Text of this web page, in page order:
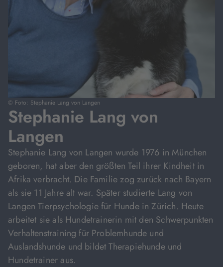
© Foto: Stephanie Lang von Langen
Stephanie Lang von
Langen
Stephanie Lang von Langen wurde 1976 in München
geboren, hat aber den größten Teil ihrer Kindheit in
Afrika verbracht. Die Familie zog zurück nach Bayern
als sie 11 Jahre alt war. Später studierte Lang von
Langen Tierpsychologie für Hunde in Zürich. Heute
arbeitet sie als Hundetrainerin mit den Schwerpunkten
Verhaltenstraining für Problemhunde und
Auslandshunde und bildet Therapiehunde und
Hundetrainer aus.